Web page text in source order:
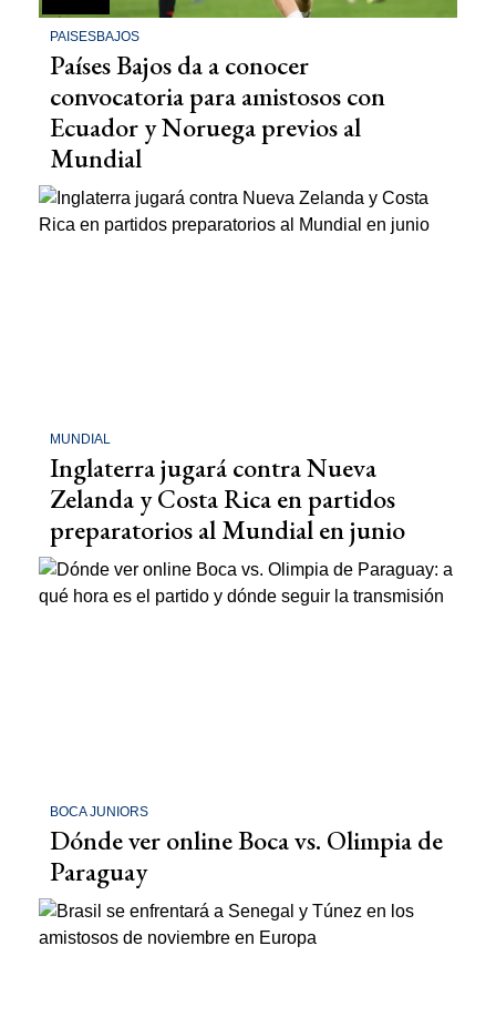
PAISESBAJOS
Países Bajos da a conocer
convocatoria para amistosos con
Ecuador y Noruega previos al
Mundial
MUNDIAL
Inglaterra jugará contra Nueva
Zelanda y Costa Rica en partidos
preparatorios al Mundial en junio
BOCA JUNIORS
Dónde ver online Boca vs. Olimpia de
Paraguay